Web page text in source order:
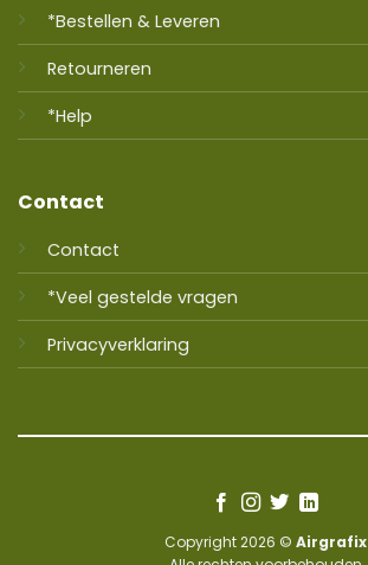
*Bestellen & Leveren
Retourneren
*Help
Contact
Contact
*Veel gestelde vragen
Privacyverklaring
Copyright 2026 © Airgrafix